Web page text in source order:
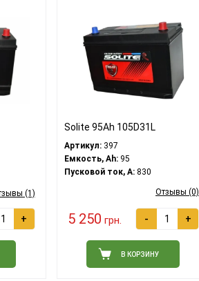
(1)
+
Solite 95Ah 105D31L
Артикул:397
Емкость, Ah:95
Пусковой ток, A:830
Отзывы (0)
5 250 грн. - +
В КОРЗИНУ